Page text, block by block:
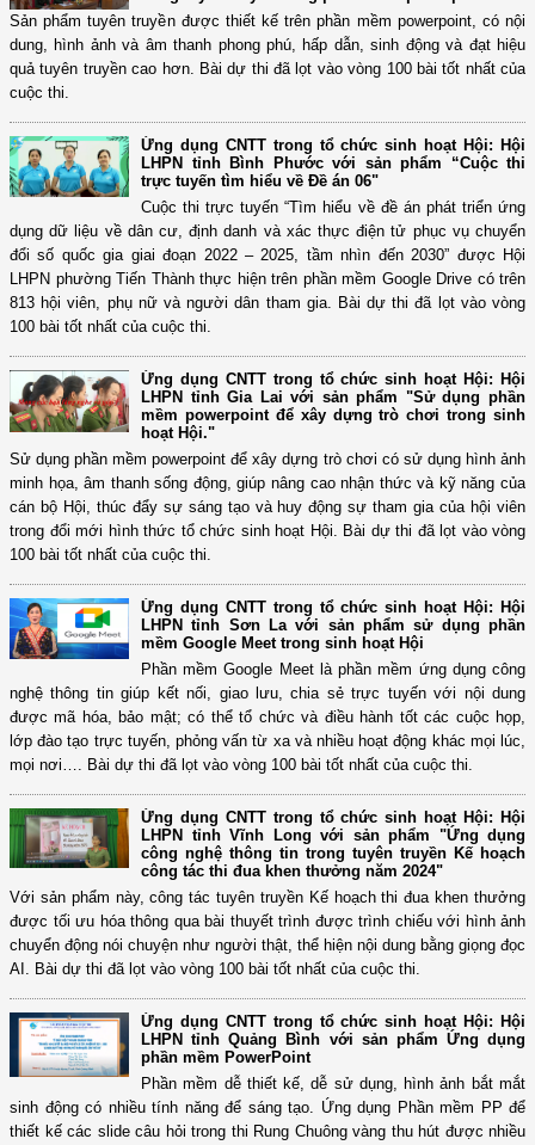
Sản phẩm tuyên truyền được thiết kế trên phần mềm powerpoint, có nội
dung, hình ảnh và âm thanh phong phú, hấp dẫn, sinh động và đạt hiệu
quả tuyên truyền cao hơn. Bài dự thi đã lọt vào vòng 100 bài tốt nhất của
cuộc thi.
Ứng dụng CNTT trong tổ chức sinh hoạt Hội: Hội
LHPN tỉnh Bình Phước với sản phẩm “Cuộc thi
trực tuyến tìm hiểu về Đề án 06"
Cuộc thi trực tuyến “Tìm hiểu về đề án phát triển ứng
dụng dữ liệu về dân cư, định danh và xác thực điện tử phục vụ chuyển
đổi số quốc gia giai đoạn 2022 – 2025, tầm nhìn đến 2030” được Hội
LHPN phường Tiến Thành thực hiện trên phần mềm Google Drive có trên
813 hội viên, phụ nữ và người dân tham gia. Bài dự thi đã lọt vào vòng
100 bài tốt nhất của cuộc thi.
Ứng dụng CNTT trong tổ chức sinh hoạt Hội: Hội
LHPN tỉnh Gia Lai với sản phẩm "Sử dụng phần
mềm powerpoint để xây dựng trò chơi trong sinh
hoạt Hội."
Sử dụng phần mềm powerpoint để xây dựng trò chơi có sử dụng hình ảnh
minh họa, âm thanh sống động, giúp nâng cao nhận thức và kỹ năng của
cán bộ Hội, thúc đẩy sự sáng tạo và huy động sự tham gia của hội viên
trong đổi mới hình thức tổ chức sinh hoạt Hội. Bài dự thi đã lọt vào vòng
100 bài tốt nhất của cuộc thi.
Ứng dụng CNTT trong tổ chức sinh hoạt Hội: Hội
LHPN tỉnh Sơn La với sản phẩm sử dụng phần
mềm Google Meet trong sinh hoạt Hội
Phần mềm Google Meet là phần mềm ứng dụng công
nghệ thông tin giúp kết nối, giao lưu, chia sẻ trực tuyến với nội dung
được mã hóa, bảo mật; có thể tổ chức và điều hành tốt các cuộc họp,
lớp đào tạo trực tuyến, phỏng vấn từ xa và nhiều hoạt động khác mọi lúc,
mọi nơi…. Bài dự thi đã lọt vào vòng 100 bài tốt nhất của cuộc thi.
Ứng dụng CNTT trong tổ chức sinh hoạt Hội: Hội
LHPN tỉnh Vĩnh Long với sản phẩm "Ứng dụng
công nghệ thông tin trong tuyên truyền Kế hoạch
công tác thi đua khen thưởng năm 2024"
Với sản phẩm này, công tác tuyên truyền Kế hoạch thi đua khen thưởng
được tối ưu hóa thông qua bài thuyết trình được trình chiếu với hình ảnh
chuyển động nói chuyện như người thật, thể hiện nội dung bằng giọng đọc
AI. Bài dự thi đã lọt vào vòng 100 bài tốt nhất của cuộc thi.
Ứng dụng CNTT trong tổ chức sinh hoạt Hội: Hội
LHPN tỉnh Quảng Bình với sản phẩm Ứng dụng
phần mềm PowerPoint
Phần mềm dễ thiết kế, dễ sử dụng, hình ảnh bắt mắt
sinh động có nhiều tính năng để sáng tạo. Ứng dụng Phần mềm PP để
thiết kế các slide câu hỏi trong thi Rung Chuông vàng thu hút được nhiều